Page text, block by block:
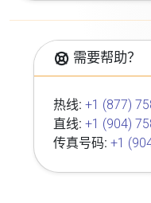
需要帮助？
热线: +1 (877)
直线: +1 (904)
传真号码: +1